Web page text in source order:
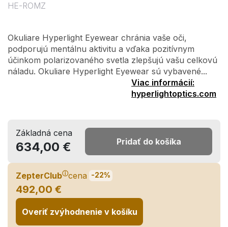
HE-ROMZ
Okuliare Hyperlight Eyewear chránia vaše oči,
podporujú mentálnu aktivitu a vďaka pozitívnym
účinkom polarizovaného svetla zlepšujú vašu celkovú
náladu. Okuliare Hyperlight Eyewear sú vybavené...
Viac informácií:
hyperlightoptics.com
Základná cena
634,00 € Pridať do košíka
ZepterClubⓘcena -22%
492,00 €
Overiť zvýhodnenie v košíku